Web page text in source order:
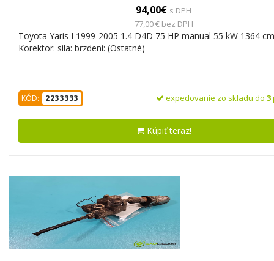
94,00€ s DPH
77,00 € bez DPH
Toyota Yaris I 1999-2005 1.4 D4D 75 HP manual 55 kW 1364
Korektor: sila: brzdení: (Ostatné)
KÓD: 2233333 expedovanie zo skladu do 3
Kúpiť teraz!